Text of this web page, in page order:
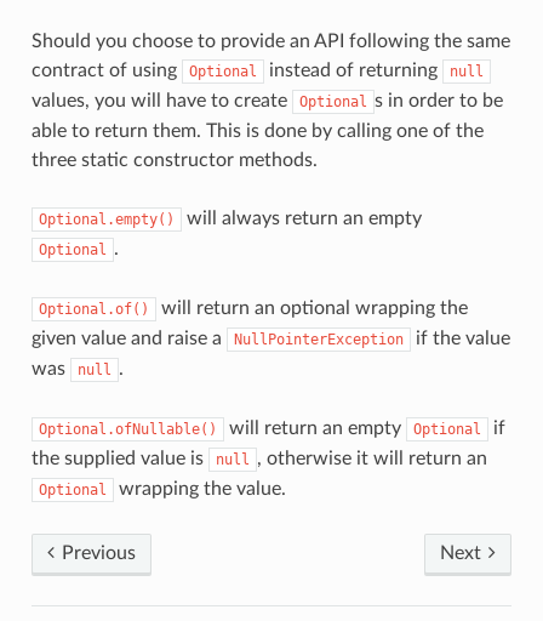
Should you choose to provide an API following the same
contract of using
Optional instead of returning null
values, you will have to create Optional s in order to be
able to return them. This is done by calling one of the
three static constructor methods.
Optional.empty() will always return an empty
Optional .
Optional.of()
will return an optional wrapping the
given value and raise a
NullPointerException
if the value
was
null .
Optional.ofNullable() will return an empty Optional
if
the supplied value is
null , otherwise it will return an
Optional wrapping the value.
Next
Previous